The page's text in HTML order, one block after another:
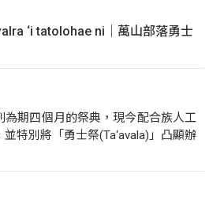
‘i tatolohae ni｜萬山部落勇士
為期四個月的祭典，現今配合族人工
特別將「勇士祭(Ta‘avala)」凸顯辦